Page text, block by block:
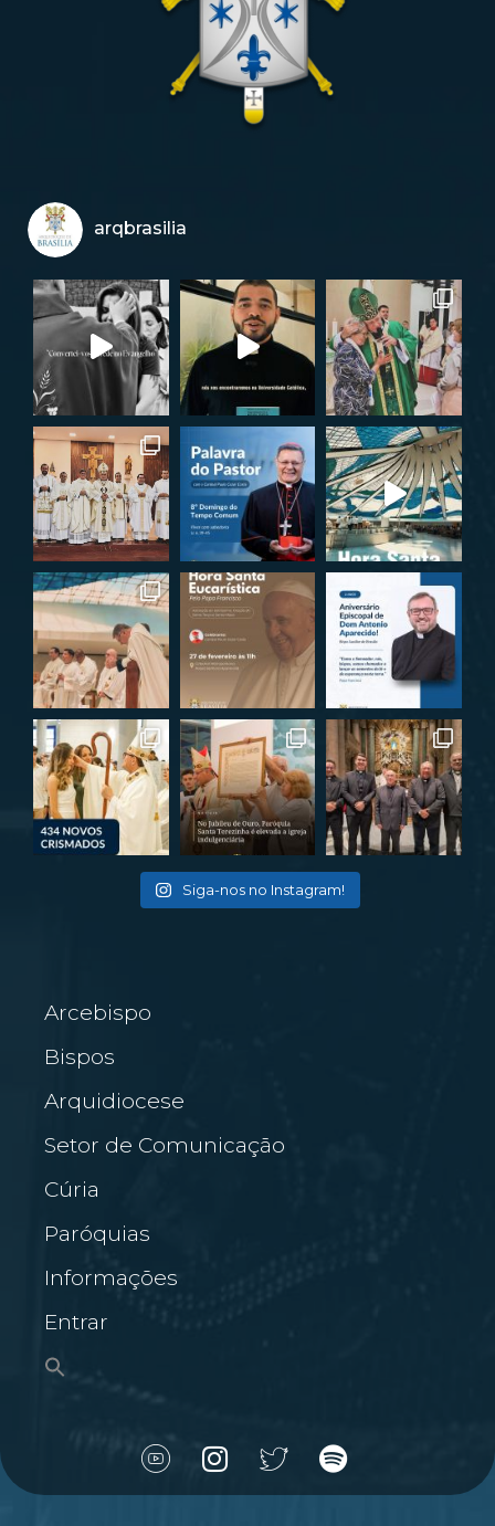
arqbrasilia
Siga-nos no Instagram!
Arcebispo
Bispos
Arquidiocese
Setor de Comunicação
Cúria
Paróquias
Informações
Entrar